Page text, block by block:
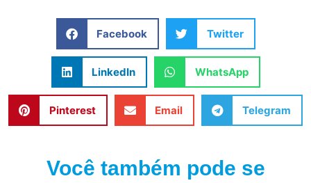
Facebook Twitter
LinkedIn WhatsApp
Pinterest Email Telegram
Você também pode se